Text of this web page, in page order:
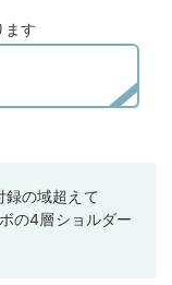
ます
録の域超えて
の4層ショルダー